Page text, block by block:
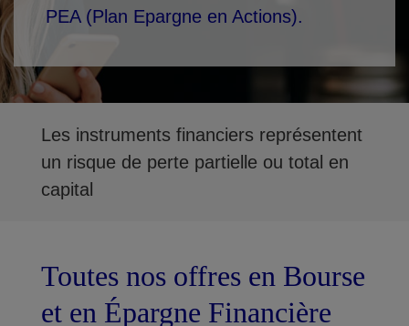
PEA (Plan Epargne en Actions).
Les instruments financiers représentent
un risque de perte partielle ou total en
capital
Toutes nos offres en Bourse
et en Épargne Financière